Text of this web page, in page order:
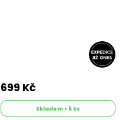
699 Kč
Skladem > 5 ks